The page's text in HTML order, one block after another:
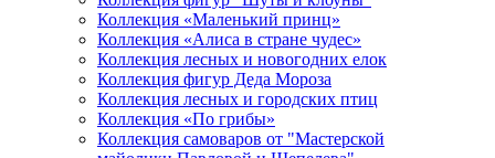
Коллекция «Маленький принц»
Коллекция «Алиса в стране чудес»
Коллекция лесных и новогодних елок
Коллекция фигур Деда Мороза
Коллекция лесных и городских птиц
Коллекция «По грибы»
Коллекция самоваров от "Мастерской